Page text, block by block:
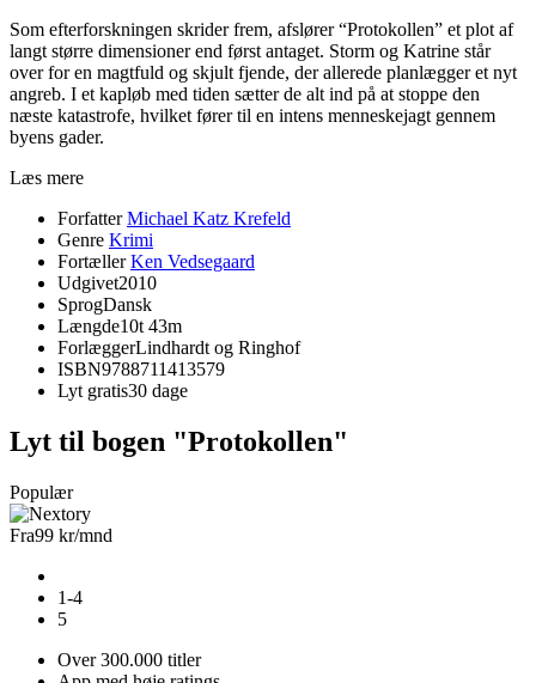
Som efterforskningen skrider frem, afslører “Protokollen” et plot af
langt større dimensioner end først antaget. Storm og Katrine står
over for en magtfuld og skjult fjende, der allerede planlægger et nyt
angreb. I et kapløb med tiden sætter de alt ind på at stoppe den
næste katastrofe, hvilket fører til en intens menneskejagt gennem
byens gader.
Læs mere
Forfatter Michael Katz Krefeld
Genre Krimi
Fortæller Ken Vedsegaard
Udgivet2010
SprogDansk
Længde10t 43m
ForlæggerLindhardt og Ringhof
ISBN9788711413579
Lyt gratis30 dage
Lyt til bogen "Protokollen"
Populær
Fra99 kr/mnd
1-4
5
Over 300.000 titler